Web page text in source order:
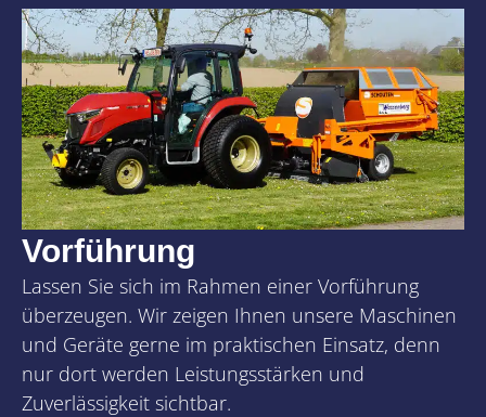
Vorführung
Lassen Sie sich im Rahmen einer Vorführung
überzeugen. Wir zeigen Ihnen unsere Maschinen
und Geräte gerne im praktischen Einsatz, denn
nur dort werden Leistungsstärken und
Zuverlässigkeit sichtbar.